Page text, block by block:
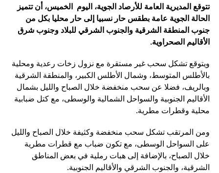
تتوقع المديرية العامة للأرصاد الجوية، اليوم الخميس، أن تتميز
الحالة الجوية عامة بطقس حار نسبيا إلى حار محليا بكل من
جنوب المنطقة الشرقية والجنوب الشرقي للبلاد وجنوب شرق
الأقاليم الصحراوية.
ويتوقع تشكل سحب غير مستقرة مع نزول زخات رعدية ومحلية
بالأطلس المتوسط، وشمال الأطلس الكبير، والمنطقة الشرقية
وبالريف، فضلا عن سحب منخفضة خلال الصباح والليل بشمال
الأقاليم الجنوبية والسواحل الشمالية والوسطى، مع كتل ضبابية
محلية وقطرات مطرية.
ومن المرتقب تشكل سحب منخفضة وكثيفة خلال الصباح والليل
على السواحل الوسطى، مع تكون ضباب مع قطرات مطرية
خلال الصباح، بالإضافة إلى هبات رملية في بعض المناطق
الشرقية، والجنوب الشرقي والأقاليم الجنوبية.